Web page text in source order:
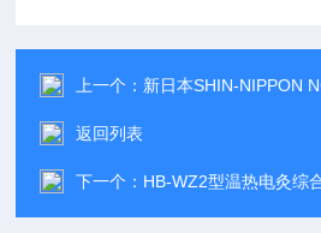
上一个： 新日本SHIN-NIPPON
返回列表
下一个： HB-WZ2型温热电灸综